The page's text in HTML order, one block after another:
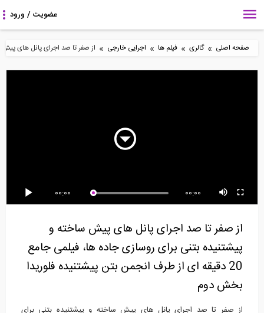
صفحه اصلی » گالری » فیلم ها » اجرایی خارجی » از صفر تا صد اجرای پانل های پیش
فیلم آموزشی آموزش
جوشکاری با فرآیند...
12:30
5:40
00:00 00:00
از صفر تا صد اجرای پانل های پیش ساخته و
پیشتنیده بتنی برای روسازی جاده ها، فیلمی جامع
20 دقیقه ای از طرف انجمن بتن پیشتنیده فلوریدا
بخش دوم
از صفر تا صد اجرای پانل های پیش ساخته و پیشتنیده بتنی برای